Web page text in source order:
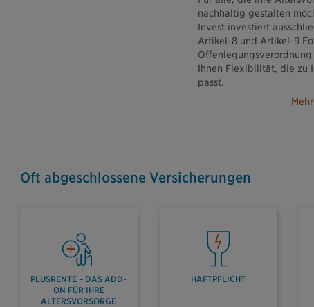
nachhaltig gestalten
Invest investiert
Artikel-8 und Artikel-9
Ihnen Flexibilität, die zu
passt.
Oft abgeschlossene Versicherungen
PLUSRENTE – DAS ADD-
ON FÜR IHRE
ALTERSVORSORGE
HAFTPFLICHT